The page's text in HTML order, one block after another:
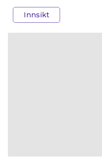
egentlig riktig
vurdere en slik
dette nærmere.
Innsikt